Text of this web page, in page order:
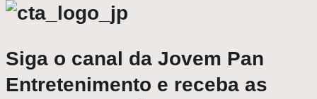
Siga o canal da Jovem Pan
Entretenimento e receba as